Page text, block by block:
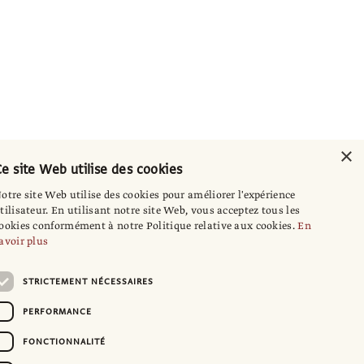
×
site Web utilise des cookies
site Web utilise des cookies pour améliorer l'expérience
En utilisant notre site Web, vous acceptez tous les
conformément à notre Politique relative aux cookies.En
plus
STRICTEMENT NÉCESSAIRES
PERFORMANCE
FONCTIONNALITÉ